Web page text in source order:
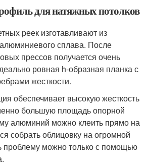
для натяжных потолков
реек изготавливают из
сплава. После
прессов получается очень
ровная h-образная планка с
жесткости.
обеспечивает высокую жесткость
большую площадь опорной
алюминий можно клеить прямо на
собрать облицовку на огромной
проблему можно только с помощью